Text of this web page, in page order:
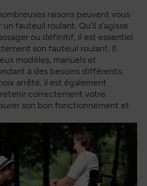
raisons peuvent vous
fauteuil roulant. Qu’il s’agisse
ou définitif, il est essentiel
son fauteuil roulant. Il
modèles, manuels et
à des besoins différents.
arrêté, il est également
correctement votre
son bon fonctionnement et